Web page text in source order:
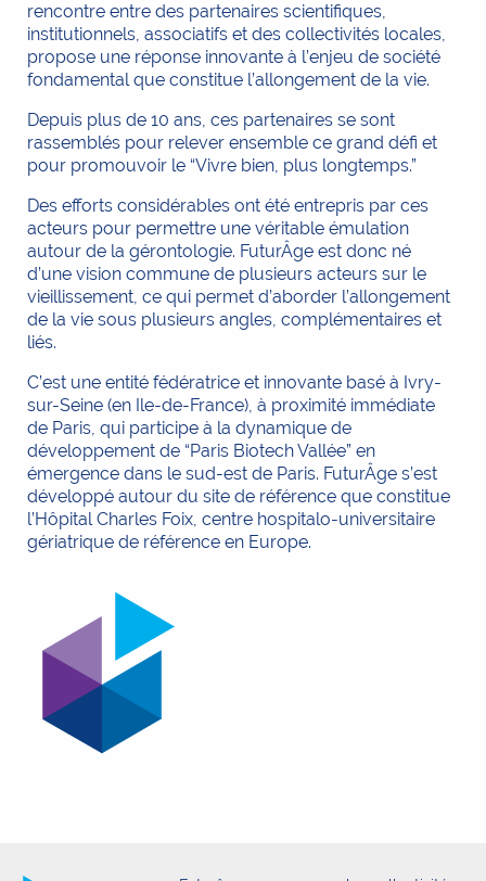
rencontre entre des partenaires scientifiques,
institutionnels, associatifs et des collectivités locales,
propose une réponse innovante à l’enjeu de société
fondamental que constitue l’allongement de la vie.
Depuis plus de 10 ans, ces partenaires se sont
rassemblés pour relever ensemble ce grand défi et
pour promouvoir le “Vivre bien, plus longtemps.”
Des efforts considérables ont été entrepris par ces
acteurs pour permettre une véritable émulation
autour de la gérontologie. FuturÂge est donc né
d’une vision commune de plusieurs acteurs sur le
vieillissement, ce qui permet d’aborder l’allongement
de la vie sous plusieurs angles, complémentaires et
liés.
C’est une entité fédératrice et innovante basé à Ivry-
sur-Seine (en Ile-de-France), à proximité immédiate
de Paris, qui participe à la dynamique de
développement de “Paris Biotech Vallée” en
émergence dans le sud-est de Paris. FuturÂge s’est
développé autour du site de référence que constitue
l’Hôpital Charles Foix, centre hospitalo-universitaire
gériatrique de référence en Europe.